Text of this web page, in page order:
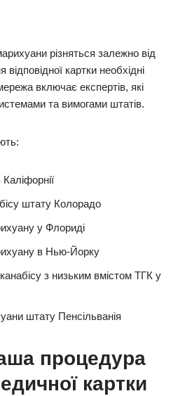
різняться залежно від
картки необхідні
включає експертів, які
та вимогами штатів.
штату Колорадо
у Флориді
в Нью-Йорку
з низьким вмістом ТГК у
штату Пенсільванія
процедура
картки